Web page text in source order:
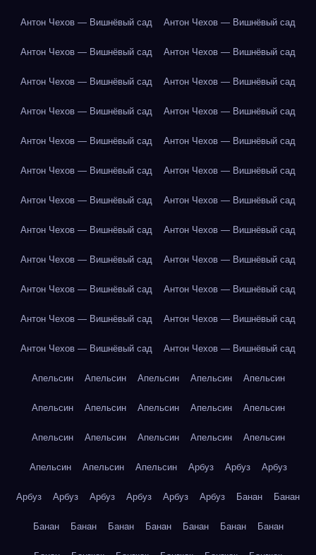
Антон Чехов — Вишнёвый сад Антон Чехов — Вишнёвый сад
Антон Чехов — Вишнёвый сад Антон Чехов — Вишнёвый сад
Антон Чехов — Вишнёвый сад Антон Чехов — Вишнёвый сад
Антон Чехов — Вишнёвый сад Антон Чехов — Вишнёвый сад
Антон Чехов — Вишнёвый сад Антон Чехов — Вишнёвый сад
Антон Чехов — Вишнёвый сад Антон Чехов — Вишнёвый сад
Антон Чехов — Вишнёвый сад Антон Чехов — Вишнёвый сад
Антон Чехов — Вишнёвый сад Антон Чехов — Вишнёвый сад
Антон Чехов — Вишнёвый сад Антон Чехов — Вишнёвый сад
Антон Чехов — Вишнёвый сад Антон Чехов — Вишнёвый сад
Антон Чехов — Вишнёвый сад Антон Чехов — Вишнёвый сад
Антон Чехов — Вишнёвый сад Антон Чехов — Вишнёвый сад
Апельсин Апельсин Апельсин Апельсин Апельсин
Апельсин Апельсин Апельсин Апельсин Апельсин
Апельсин Апельсин Апельсин Апельсин Апельсин
Апельсин Апельсин Апельсин Арбуз Арбуз Арбуз
Арбуз Арбуз Арбуз Арбуз Арбуз Арбуз Банан Банан
Банан Банан Банан Банан Банан Банан Банан